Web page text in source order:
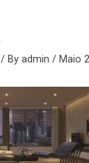
/ By admin / Maio